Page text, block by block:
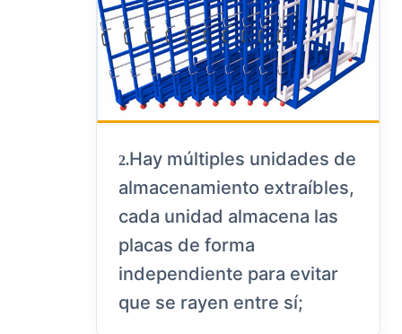
2.Hay múltiples unidades de
almacenamiento extraíbles,
cada unidad almacena las
placas de forma
independiente para evitar
que se rayen entre sí;